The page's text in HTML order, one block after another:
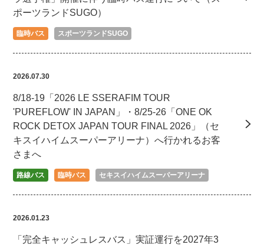
ポーツランドSUGO）
臨時バス スポーツランドSUGO
2026.07.30
8/18-19「2026 LE SSERAFIM TOUR
'PUREFLOW' IN JAPAN」・8/25-26「ONE OK
ROCK DETOX JAPAN TOUR FINAL 2026」（セ
キスイハイムスーパーアリーナ）へ行かれるお客
さまへ
路線バス 臨時バス セキスイハイムスーパーアリーナ
2026.01.23
「完全キャッシュレスバス」実証運行を2027年3